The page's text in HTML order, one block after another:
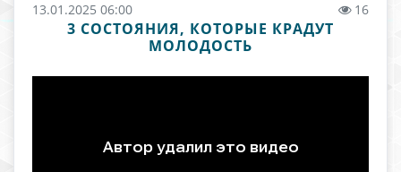
13.01.2025 06:00 16
3 СОСТОЯНИЯ, КОТОРЫЕ КРАДУТ
МОЛОДОСТЬ